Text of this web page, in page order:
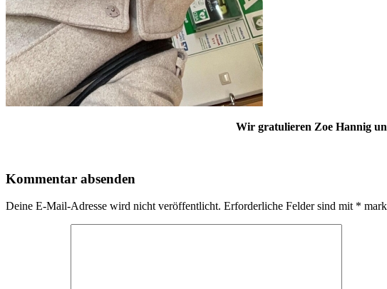
Wir gratulieren Zoe Hannig
Kommentar absenden
Deine E-Mail-Adresse wird nicht veröffentlicht. Erforderliche Felder sind mit *